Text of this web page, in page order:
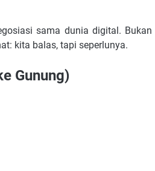
sama dunia digital. Bukan
kita balas, tapi seperlunya.
Gunung)